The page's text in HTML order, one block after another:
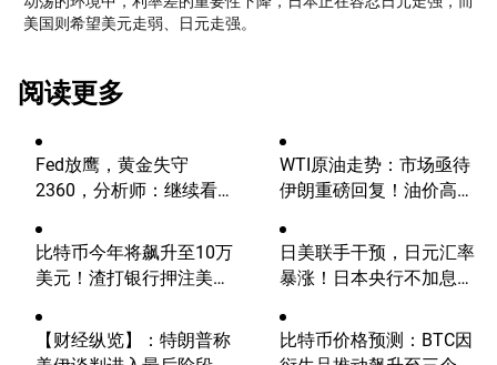
美国则希望美元走弱、日元走强。
阅读更多
Fed放鹰，黄金失守
2360，分析师：继续看
WTI原油走势：市场亟待
伊朗重磅回复！油价高波
比特币今年将飙升至10万
美元！渣打银行押注美国
日美联手干预，日元汇率
暴涨！日本央行不加息，
【财经纵览】：特朗普称
比特币价格预测：BTC因